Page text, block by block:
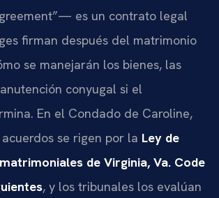
es un contrato legal
firman después del matrimonio
se manejarán los bienes, las
conyugal si el
En el Condado de Caroline,
se rigen por la Ley de
de Virginia, Va. Code
, y los tribunales los evalúan